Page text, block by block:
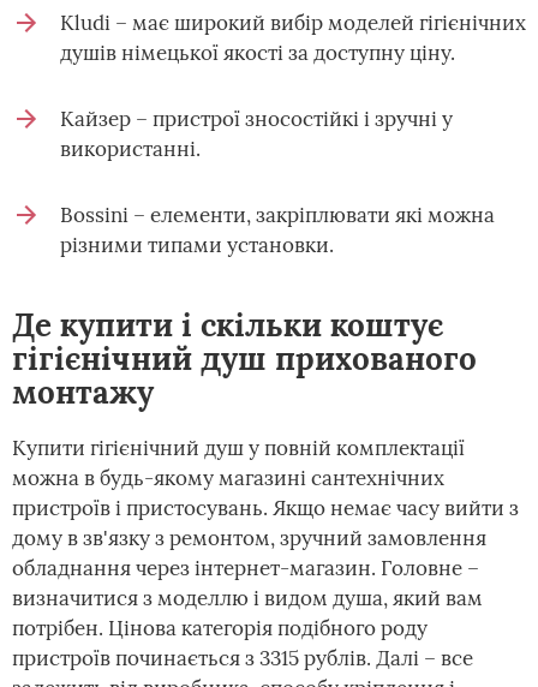
Kludi – має широкий вибір моделей гігієнічних
душів німецької якості за доступну ціну.
Кайзер – пристрої зносостійкі і зручні у
використанні.
Bossini – елементи, закріплювати які можна
різними типами установки.
Де купити і скільки коштує
гігієнічний душ прихованого
монтажу
Купити гігієнічний душ у повній комплектації
можна в будь-якому магазині сантехнічних
пристроїв і пристосувань. Якщо немає часу вийти з
дому в зв'язку з ремонтом, зручний замовлення
обладнання через інтернет-магазин. Головне –
визначитися з моделлю і видом душа, який вам
потрібен. Цінова категорія подібного роду
пристроїв починається з 3315 рублів. Далі – все